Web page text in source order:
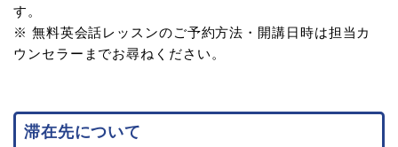
す。
※ 無料英会話レッスンのご予約方法・開講日時は担当カ
ウンセラーまでお尋ねください。
滞在先について